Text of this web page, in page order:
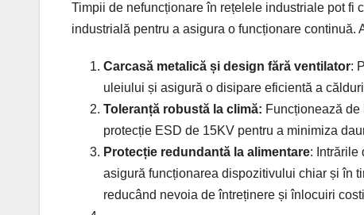
Timpii de nefuncționare în rețelele industriale pot fi
industrială pentru a asigura o funcționare continuă.
Carcasă metalică și design fără ventilator:
uleiului și asigură o disipare eficientă a
Toleranță robustă la climă: Funcționează de
protecție ESD de 15KV pentru a minimiza
Protecție redundantă la alimentare: Intrările
asigură funcționarea dispozitivului chiar și în
reducând nevoia de întreținere și înlocuiri